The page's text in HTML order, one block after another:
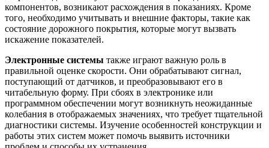
компонентов, возникают расхождения в показаниях. Кроме
того, необходимо учитывать и внешние факторы, такие как
состояние дорожного покрытия, которые могут вызвать
искажение показателей.
Электронные системы также играют важную роль в
правильной оценке скорости. Они обрабатывают сигнал,
поступающий от датчиков, и преобразовывают его в
читабельную форму. При сбоях в электронике или
программном обеспечении могут возникнуть неожиданные
колебания в отображаемых значениях, что требует тщательной
диагностики системы. Изучение особенностей конструкции и
работы этих систем может помочь выявить источники